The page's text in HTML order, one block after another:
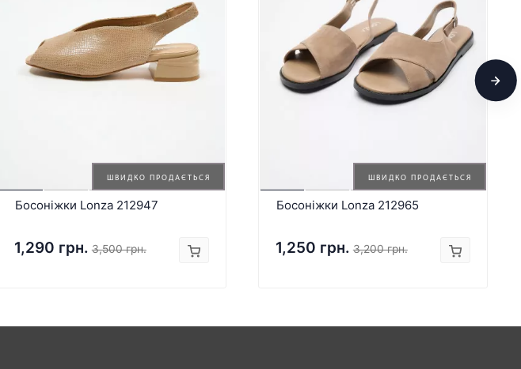
ШВИДКО ПРОДАЄТЬСЯ
Босоніжки Lonza 212947
1,290 грн. 3,500 грн.
ШВИДКО ПРОДАЄТЬСЯ
Босоніжки Lonza 212965
1,250 грн. 3,200 грн.